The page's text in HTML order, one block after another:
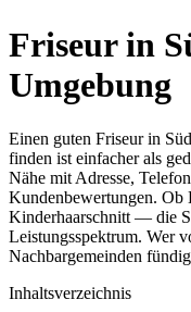
Friseur in
Umgebung
Einen guten Friseur in
finden ist einfacher als
Nähe mit Adresse,
Kundenbewertungen. Ob
Kinderhaarschnitt — die
Leistungsspektrum. Wer
Nachbargemeinden
Inhaltsverzeichnis